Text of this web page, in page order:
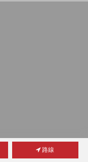
路線